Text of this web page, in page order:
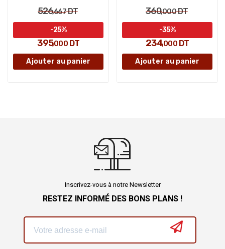
526,667DT
395,000DT
-25%
Ajouter au panier
360,000DT
234,000DT
-35%
Ajouter au panier
Inscrivez-vous à notre Newsletter
RESTEZ INFORMÉ DES BONS PLANS !